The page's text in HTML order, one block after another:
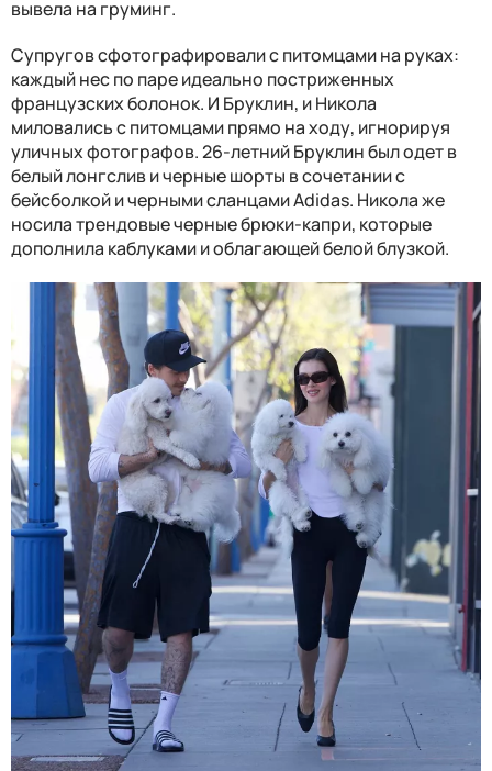
вывела на груминг.
Супругов сфотографировали с питомцами на руках:
каждый нес по паре идеально постриженных
французских болонок. И Бруклин, и Никола
миловались с питомцами прямо на ходу, игнорируя
уличных фотографов. 26-летний Бруклин был одет в
белый лонгслив и черные шорты в сочетании с
бейсболкой и черными сланцами Adidas. Никола же
носила трендовые черные брюки-капри, которые
дополнила каблуками и облагающей белой блузкой.